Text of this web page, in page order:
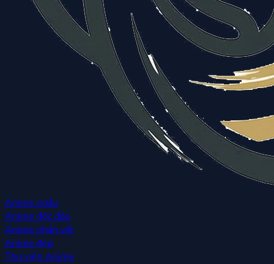
Anime ngầu
Anime độc đáo
Anime nhân vật
Anime đẹp
Thư viện Anime